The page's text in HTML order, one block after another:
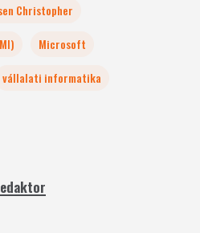
Christopher
Microsoft
vállalati informatika